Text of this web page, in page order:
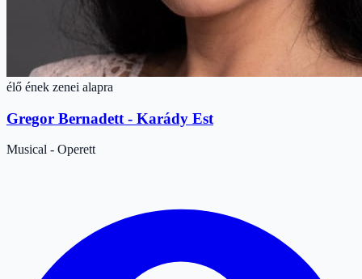
élő ének zenei alapra
Gregor Bernadett - Karády Est
Musical - Operett